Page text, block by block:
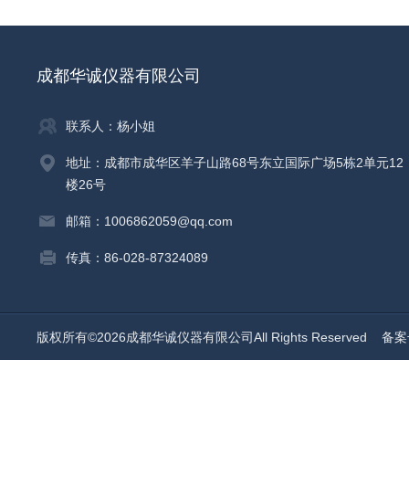
成都华诚仪器有限公司
联系人：杨小姐
地址：成都市成华区羊子山路68号东立国际广场5栋2单元12
楼26号
邮箱：1006862059@qq.com
传真：86-028-87324089
版权所有©2026成都华诚仪器有限公司All Rights Reserved 备